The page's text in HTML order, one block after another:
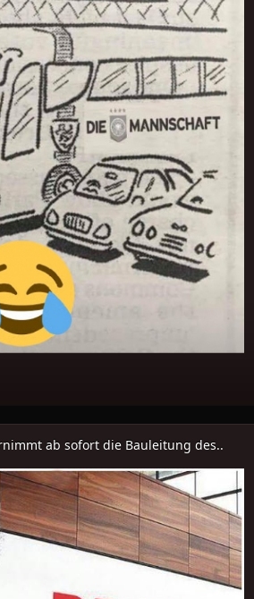
ab sofort die Bauleitung des..